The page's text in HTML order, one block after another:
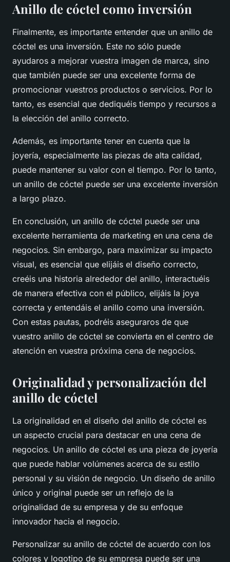
Anillo de cóctel como inversión
Finalmente, es importante entender que un anillo de
cóctel es una inversión. Este no sólo puede
ayudaros a mejorar vuestra imagen de marca, sino
que también puede ser una excelente forma de
promocionar vuestros productos o servicios. Por lo
tanto, es esencial que dediquéis tiempo y recursos a
la elección del anillo correcto.
Además, es importante tener en cuenta que la
joyería, especialmente las piezas de alta calidad,
puede mantener su valor con el tiempo. Por lo tanto,
un anillo de cóctel puede ser una excelente inversión
a largo plazo.
En conclusión, un anillo de cóctel puede ser una
excelente herramienta de marketing en una cena de
negocios. Sin embargo, para maximizar su impacto
visual, es esencial que elijáis el diseño correcto,
creéis una historia alrededor del anillo, interactuéis
de manera efectiva con el público, elijáis la joya
correcta y entendáis el anillo como una inversión.
Con estas pautas, podréis aseguraros de que
vuestro anillo de cóctel se convierta en el centro de
atención en vuestra próxima cena de negocios.
Originalidad y personalización del
anillo de cóctel
La originalidad en el diseño del anillo de cóctel es
un aspecto crucial para destacar en una cena de
negocios. Un anillo de cóctel es una pieza de joyería
que puede hablar volúmenes acerca de su estilo
personal y su visión de negocio. Un diseño de anillo
único y original puede ser un reflejo de la
originalidad de su empresa y de su enfoque
innovador hacia el negocio.
Personalizar su anillo de cóctel de acuerdo con los
colores y logotipo de su empresa puede ser una